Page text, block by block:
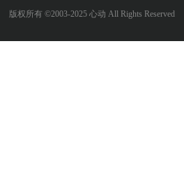
版权所有 ©2003-2025 心动 All Rights Reserved